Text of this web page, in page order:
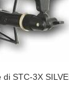
STC-3X